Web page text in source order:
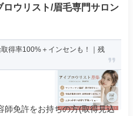
ウリスト/眉毛専門サロン
得率100%＋インセンも！｜残
師免許をお持ちの方(取得見込